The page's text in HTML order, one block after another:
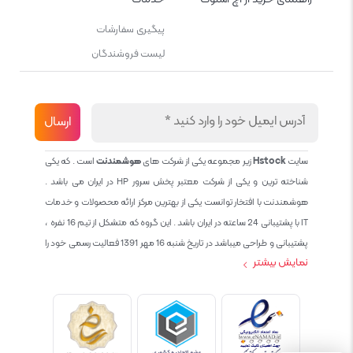
پیگیری سفارشات
لیست فروشندگان
سایتHstockزیر مجموعه یکی از شرکت هایهوشمندنتاست . که یکی
شناخته ترین و یکی از شرکت معتبر پخش سرور HP در ایران می باشد .
هوشمندنت با افتخار توانست یکی از بهترین مرکز ارائه محصولات و خدمات
IT با پشتیبانی 24 ساعته در ایران باشد . این گروه که متشکل از تیم 16 نفره ،
پشتیبانی و طراحی میباشد در تاریخ شنبه 16 مهر 1391 فعالیت رسمی خود را
بوده و هست و تمام تلاش ما خدماتی کامل و بدون عیب به تمام مشتریان
عزیز میباشد حال با توجه به در خواست مشتریان و همکاران سعی کردیم
سایتی اماده کنیم که تمام مشتریان عزیزمان با خیال راحت تمام محصولات
نمایش بیشتر